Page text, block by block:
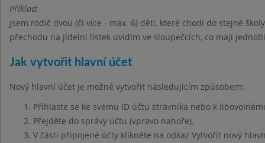
Příklad:
Jsem rodič dvou (či více - max. 6) dětí, které chodí do stejné
přechodu na jídelní lístek uvidím ve sloupečcích, co mají
Jak vytvořit hlavní účet
Nový hlavní účet je možné vytvořit následujícím způsobem:
Přihlaste se ke svému ID účtu strávníka nebo k
Přejděte do správy účtu (vpravo nahoře).
V části připojené účty klikněte na odkaz Vytvořit nový